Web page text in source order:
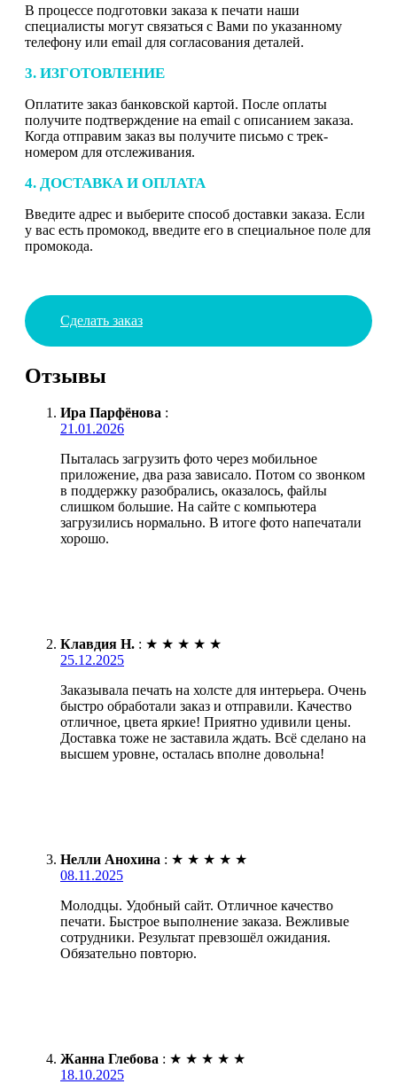
В процессе подготовки заказа к печати наши
специалисты могут связаться с Вами по указанному
телефону или email для согласования деталей.
3. ИЗГОТОВЛЕНИЕ
Оплатите заказ банковской картой. После оплаты
получите подтверждение на email с описанием заказа.
Когда отправим заказ вы получите письмо с трек-
номером для отслеживания.
4. ДОСТАВКА И ОПЛАТА
Введите адрес и выберите способ доставки заказа. Если
у вас есть промокод, введите его в специальное поле для
промокода.
Сделать заказ
Отзывы
Ира Парфёнова :
21.01.2026
Пыталась загрузить фото через мобильное
приложение, два раза зависало. Потом со звонком
в поддержку разобрались, оказалось, файлы
слишком большие. На сайте с компьютера
загрузились нормально. В итоге фото напечатали
хорошо.
Клавдия Н. : ★ ★ ★ ★ ★
25.12.2025
Заказывала печать на холсте для интерьера. Очень
быстро обработали заказ и отправили. Качество
отличное, цвета яркие! Приятно удивили цены.
Доставка тоже не заставила ждать. Всё сделано на
высшем уровне, осталась вполне довольна!
Нелли Анохина : ★ ★ ★ ★ ★
08.11.2025
Молодцы. Удобный сайт. Отличное качество
печати. Быстрое выполнение заказа. Вежливые
сотрудники. Результат превзошёл ожидания.
Обязательно повторю.
Жанна Глебова : ★ ★ ★ ★ ★
18.10.2025